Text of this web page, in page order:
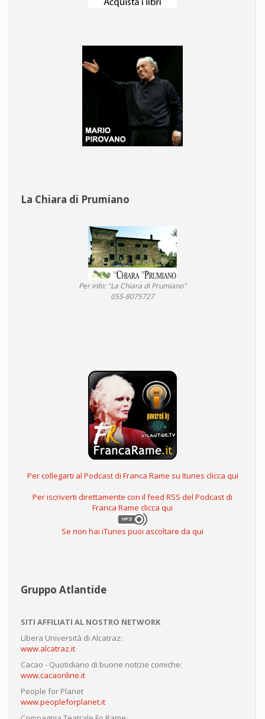
La Chiara di Prumiano
Per info: "La Chiara di Prumiano"
055-8075727
Per collegarti al Podcast di Franca Rame su Itunes clicca qui
Per iscriverti direttamente con il feed RSS del Podcast di
Franca Rame clicca qui
Se non hai iTunes puoi ascoltare da qui
Gruppo Atlantide
SITI AFFILIATI AL NOSTRO NETWORK
Libera Università di Alcatraz:
www.alcatraz.it
Cacao - Quotidiano di buone notizie comiche:
www.cacaonline.it
People for Planet
www.peopleforplanet.it